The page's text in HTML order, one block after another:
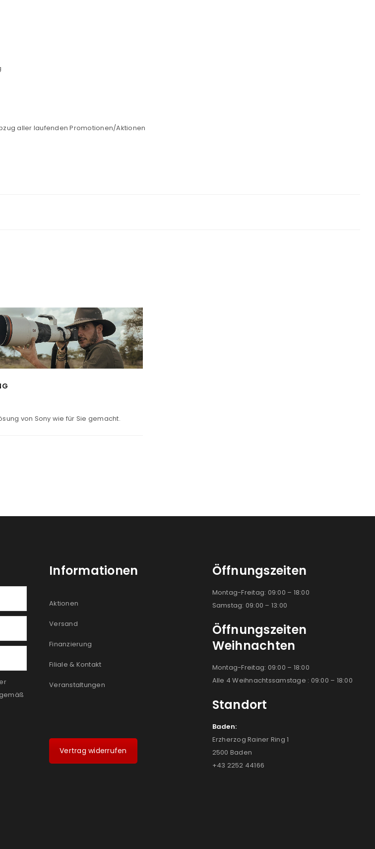
Ja, ich möchte ein Kundenkonto eröffnen und akzeptiere die
Datenschutzerklärung. *
REGISTRIEREN
aller laufenden Promotionen/Aktionen
von Sony wie für Sie gemacht.
Informationen
Aktionen
Versand
Finanzierung
Filiale & Kontakt
Veranstaltungen
Vertrag widerrufen
Öffnungszeiten
Montag-Freitag: 09:00 – 18:00
Samstag: 09:00 – 13:00
Öffnungszeiten
Weihnachten
Montag-Freitag: 09:00 – 18:00
Alle 4 Weihnachtssamstage : 09:00 – 18:00
Standort
Baden:
Erzherzog Rainer Ring 1
2500 Baden
+43 2252 44166